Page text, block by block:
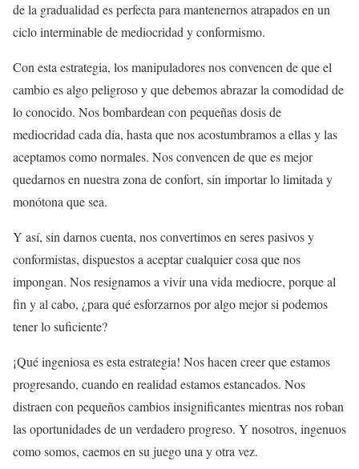
de la gradualidad es perfecta para mantenernos atrapados en un
ciclo interminable de mediocridad y conformismo.
Con esta estrategia, los manipuladores nos convencen de que el
cambio es algo peligroso y que debemos abrazar la comodidad de
lo conocido. Nos bombardean con pequeñas dosis de
mediocridad cada día, hasta que nos acostumbramos a ellas y las
aceptamos como normales. Nos convencen de que es mejor
quedarnos en nuestra zona de confort, sin importar lo limitada y
monótona que sea.
Y así, sin darnos cuenta, nos convertimos en seres pasivos y
conformistas, dispuestos a aceptar cualquier cosa que nos
impongan. Nos resignamos a vivir una vida mediocre, porque al
fin y al cabo, ¿para qué esforzarnos por algo mejor si podemos
tener lo suficiente?
¡Qué ingeniosa es esta estrategia! Nos hacen creer que estamos
progresando, cuando en realidad estamos estancados. Nos
distraen con pequeños cambios insignificantes mientras nos roban
las oportunidades de un verdadero progreso. Y nosotros, ingenuos
como somos, caemos en su juego una y otra vez.